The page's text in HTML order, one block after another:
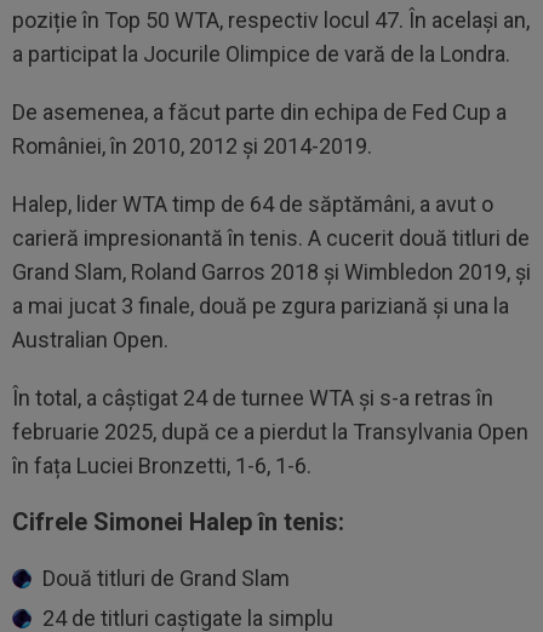
poziție în Top 50 WTA, respectiv locul 47. În același an,
a participat la Jocurile Olimpice de vară de la Londra.
De asemenea, a făcut parte din echipa de Fed Cup a
României, în 2010, 2012 și 2014-2019.
Halep, lider WTA timp de 64 de săptămâni, a avut o
carieră impresionantă în tenis. A cucerit două titluri de
Grand Slam, Roland Garros 2018 și Wimbledon 2019, și
a mai jucat 3 finale, două pe zgura pariziană și una la
Australian Open.
În total, a câștigat 24 de turnee WTA și s-a retras în
februarie 2025, după ce a pierdut la Transylvania Open
în fața Luciei Bronzetti, 1-6, 1-6.
Cifrele Simonei Halep în tenis:
Două titluri de Grand Slam
24 de titluri caștigate la simplu